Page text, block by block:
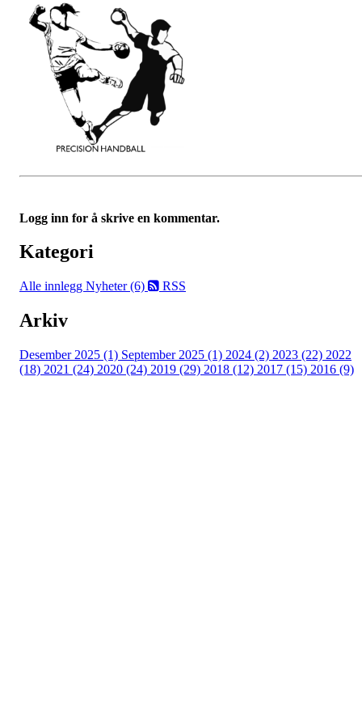
Logg inn for å skrive en kommentar.
Kategori
Alle innlegg Nyheter (6) RSS
Arkiv
Desember 2025 (1) September 2025 (1) 2024 (2) 2023 (22) 2022
(18) 2021 (24) 2020 (24) 2019 (29) 2018 (12) 2017 (15) 2016 (9)